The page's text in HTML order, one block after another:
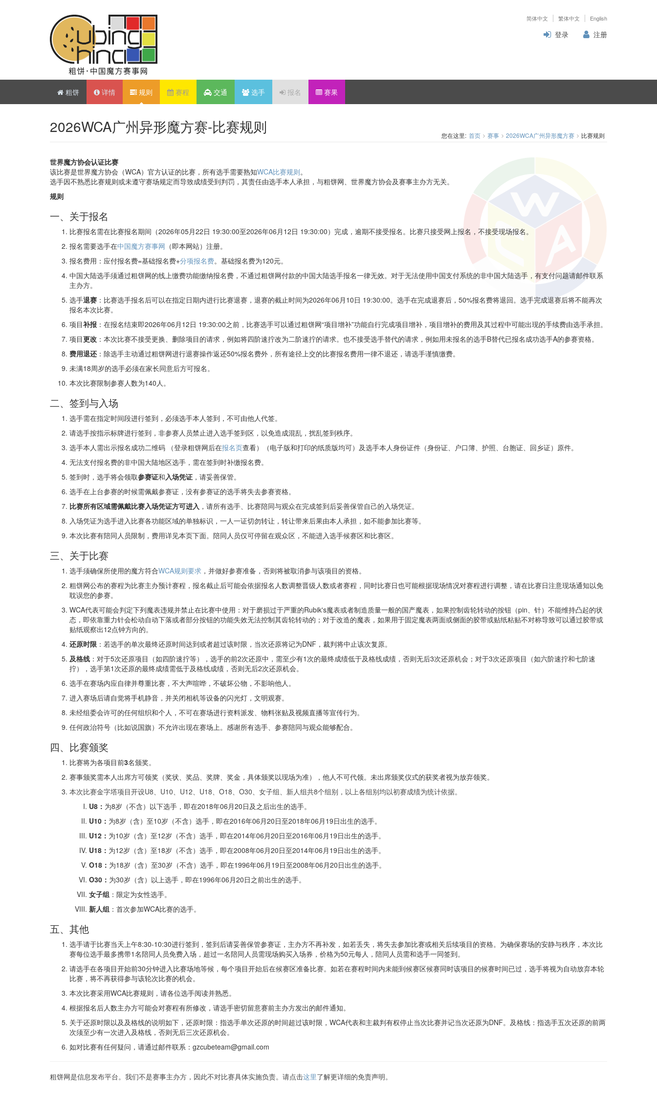
简体中文 繁体中文 English
登录 注册
粗饼 详情 规则 赛程 交通 选手 报名 赛果
2026WCA广州异形魔方赛-比赛规则 您在这里: 首页 赛事 2026WCA广州异形魔方赛 比赛规则
世界魔方协会认证比赛
该比赛是世界魔方协会（WCA）官方认证的比赛，所有选手需要熟知WCA比赛规则。
选手因不熟悉比赛规则或未遵守赛场规定而导致成绩受到判罚，其责任由选手本人承担，与粗饼网、世界魔方协会及赛事主办方无关。
规则
一、关于报名
比赛报名需在比赛报名期间（2026年05月22日 19:30:00至2026年06月12日 19:30:00）完成，逾期不接受报名。比赛只接受网上报名，不接受现场报名。
报名需要选手在中国魔方赛事网 （即本网站）注册。
报名费用：应付报名费=基础报名费+分项报名费。基础报名费为120元。
中国大陆选手须通过粗饼网的线上缴费功能缴纳报名费，不通过粗饼网付款的中国大陆选手报名一律无效。对于无法使用中国支付系统的非中国大陆选手，有支付问题请邮件联系
主办方。
选手退赛 ：比赛选手报名后可以在指定日期内进行比赛退赛，退赛的截止时间为2026年06月10日 19:30:00。选手在完成退赛后，50%报名费将退回。选手完成退赛后将不能再次
报名本次比赛。
项目补报 ：在报名结束即2026年06月12日 19:30:00之前，比赛选手可以通过粗饼网“项目增补”功能自行完成项目增补，项目增补的费用及其过程中可能出现的手续费由选手承担。
项目更改 ：本次比赛不接受更换、删除项目的请求，例如将四阶速拧改为二阶速拧的请求。也不接受选手替代的请求，例如用未报名的选手B替代已报名成功选手A的参赛资格。
费用退还：除选手主动通过粗饼网进行退赛操作返还50%报名费外，所有途径上交的比赛报名费用一律不退还，请选手谨慎缴费。
未满18周岁的选手必须在家长同意后方可报名。
本次比赛限制参赛人数为140人。
二、签到与入场
选手需在指定时间段进行签到，必须选手本人签到，不可由他人代签。
请选手按指示标牌进行签到，非参赛人员禁止进入选手签到区，以免造成混乱，扰乱签到秩序。
选手本人需出示报名成功二维码 （登录粗饼网后在报名页查看）（电子版和打印的纸质版均可）及选手本人身份证件（身份证、户口簿、护照、台胞证、回乡证）原件。
无法支付报名费的非中国大陆地区选手，需在签到时补缴报名费。
签到时，选手将会领取参赛证和 入场凭证 ，请妥善保管。
选手在上台参赛的时候需佩戴参赛证，没有参赛证的选手将失去参赛资格。
比赛所有区域需佩戴比赛入场凭证方可进入 ，请所有选手、比赛陪同与观众在完成签到后妥善保管自己的入场凭证。
入场凭证为选手进入比赛各功能区域的单独标识，一人一证切勿转让，转让带来后果由本人承担，如不能参加比赛等。
本次比赛有陪同人员限制，费用详见本页下面。陪同人员仅可停留在观众区，不能进入选手候赛区和比赛区。
三、关于比赛
选手须确保所使用的魔方符合WCA规则要求 ，并做好参赛准备，否则将被取消参与该项目的资格。
粗饼网公布的赛程为比赛主办预计赛程，报名截止后可能会依据报名人数调整晋级人数或者赛程，同时比赛日也可能根据现场情况对赛程进行调整，请在比赛日注意现场通知以免
耽误您的参赛。
WCA代表可能会判定下列魔表违规并禁止在比赛中使用：对于磨损过于严重的Rubik's魔表或者制造质量一般的国产魔表，如果控制齿轮转动的按钮（pin、针）不能维持凸起的状
态，即依靠重力针会松动自动下落或者部分按钮的功能失效无法控制其齿轮转动的；对于改造的魔表，如果用于固定魔表两面或侧面的胶带或贴纸粘贴不对称导致可以通过胶带或
贴纸观察出12点钟方向的。
还原时限 ：若选手的单次最终还原时间达到或者超过该时限，当次还原将记为DNF，裁判将中止该次复原。
及格线 ：对于5次还原项目（如四阶速拧等），选手的前2次还原中，需至少有1次的最终成绩低于及格线成绩，否则无后3次还原机会；对于3次还原项目（如六阶速拧和七阶速
拧），选手第1次还原的最终成绩需低于及格线成绩，否则无后2次还原机会。
选手在赛场内应自律并尊重比赛，不大声喧哗，不破坏公物，不影响他人。
进入赛场后请自觉将手机静音，并关闭相机等设备的闪光灯，文明观赛。
未经组委会许可的任何组织和个人，不可在赛场进行资料派发、物料张贴及视频直播等宣传行为。
任何政治符号（比如说国旗）不允许出现在赛场上。感谢所有选手、参赛陪同与观众能够配合。
四、比赛颁奖
比赛将为各项目前3名颁奖。
赛事颁奖需本人出席方可领奖（奖状、奖品、奖牌、奖金，具体颁奖以现场为准），他人不可代领。未出席颁奖仪式的获奖者视为放弃领奖。
本次比赛金字塔项目开设U8、U10、U12、U18、O18、O30、女子组、新人组共8个组别，以上各组别均以初赛成绩为统计依据。
U8： 为8岁（不含）以下选手，即在2018年06月20日及之后出生的选手。
U10： 为8岁（含）至10岁（不含）选手，即在2016年06月20日至2018年06月19日出生的选手。
U12： 为10岁（含）至12岁（不含）选手，即在2014年06月20日至2016年06月19日出生的选手。
U18： 为12岁（含）至18岁（不含）选手，即在2008年06月20日至2014年06月19日出生的选手。
O18： 为18岁（含）至30岁（不含）选手，即在1996年06月19日至2008年06月20日出生的选手。
O30： 为30岁（含）以上选手，即在1996年06月20日之前出生的选手。
女子组 ：限定为女性选手。
新人组 ：首次参加WCA比赛的选手。
五、其他
选手请于比赛当天上午8:30-10:30进行签到，签到后请妥善保管参赛证，主办方不再补发，如若丢失，将失去参加比赛或相关后续项目的资格。为确保赛场的安静与秩序，本次比
赛每位选手最多携带1名陪同人员免费入场，超过一名陪同人员需现场购买入场券，价格为50元每人，陪同人员需和选手一同签到。
请选手在各项目开始前30分钟进入比赛场地等候，每个项目开始后在候赛区准备比赛。如若在赛程时间内未能到候赛区候赛同时该项目的候赛时间已过，选手将视为自动放弃本轮
比赛，将不再获得参与该轮次比赛的机会。
本次比赛采用WCA比赛规则，请各位选手阅读并熟悉。
根据报名后人数主办方可能会对赛程有所修改，请选手密切留意赛前主办方发出的邮件通知。
关于还原时限以及及格线的说明如下，还原时限：指选手单次还原的时间超过该时限，WCA代表和主裁判有权停止当次比赛并记当次还原为DNF。及格线：指选手五次还原的前两
次须至少有一次进入及格线，否则无后三次还原机会。
如对比赛有任何疑问，请通过邮件联系：gzcubeteam@gmail.com
粗饼网是信息发布平台。我们不是赛事主办方，因此不对比赛具体实施负责。请点击这里了解更详细的免责声明。